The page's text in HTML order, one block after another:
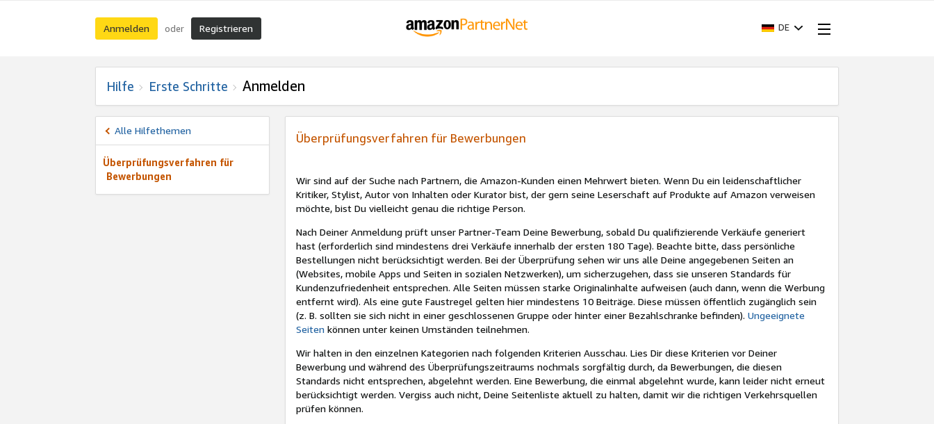
Anmelden oder Registrieren DE
Hilfe Erste Schritte Anmelden
Alle Hilfethemen
Überprüfungsverfahren für
Bewerbungen
Überprüfungsverfahren für Bewerbungen
Wir sind auf der Suche nach Partnern, die Amazon-Kunden einen Mehrwert bieten. Wenn Du ein leidenschaftlicher
Kritiker, Stylist, Autor von Inhalten oder Kurator bist, der gern seine Leserschaft auf Produkte auf Amazon verweisen
möchte, bist Du vielleicht genau die richtige Person.
Nach Deiner Anmeldung prüft unser Partner-Team Deine Bewerbung, sobald Du qualifizierende Verkäufe generiert
hast (erforderlich sind mindestens drei Verkäufe innerhalb der ersten 180 Tage). Beachte bitte, dass persönliche
Bestellungen nicht berücksichtigt werden. Bei der Überprüfung sehen wir uns alle Deine angegebenen Seiten an
(Websites, mobile Apps und Seiten in sozialen Netzwerken), um sicherzugehen, dass sie unseren Standards für
Kundenzufriedenheit entsprechen. Alle Seiten müssen starke Originalinhalte aufweisen (auch dann, wenn die Werbung
entfernt wird). Als eine gute Faustregel gelten hier mindestens 10 Beiträge. Diese müssen öffentlich zugänglich sein
(z. B. sollten sie sich nicht in einer geschlossenen Gruppe oder hinter einer Bezahlschranke befinden).Ungeeignete
Seiten können unter keinen Umständen teilnehmen.
Wir halten in den einzelnen Kategorien nach folgenden Kriterien Ausschau. Lies Dir diese Kriterien vor Deiner
Bewerbung und während des Überprüfungszeitraums nochmals sorgfältig durch, da Bewerbungen, die diesen
Standards nicht entsprechen, abgelehnt werden. Eine Bewerbung, die einmal abgelehnt wurde, kann leider nicht erneut
berücksichtigt werden. Vergiss auch nicht, Deine Seitenliste aktuell zu halten, damit wir die richtigen Verkehrsquellen
prüfen können.